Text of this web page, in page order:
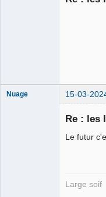
Nuage 15-03-
Re : les
Le futur
Large soif